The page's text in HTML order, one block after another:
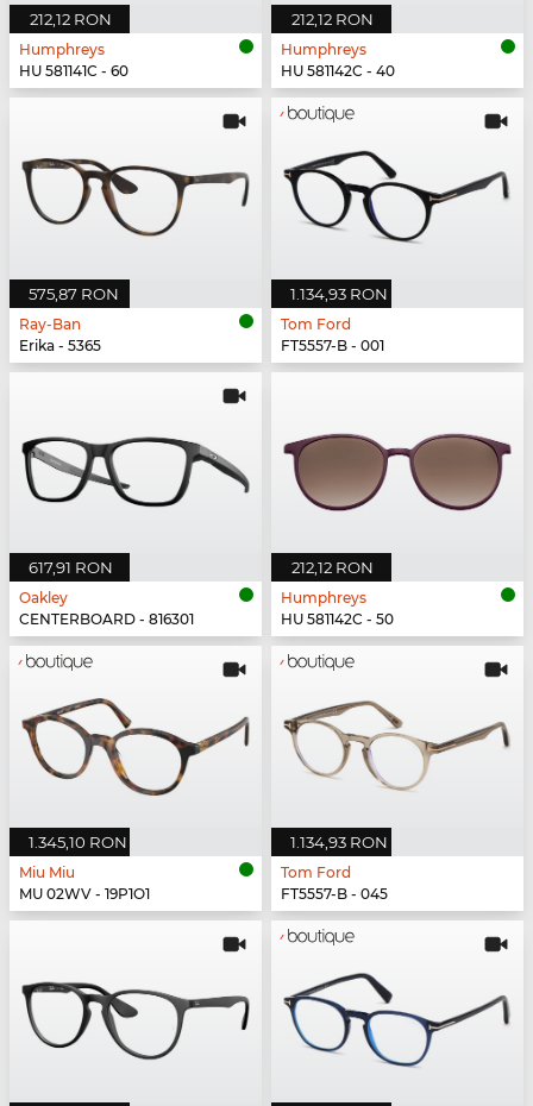
212,12 RON
Humphreys
HU 581141C - 60
212,12 RON
Humphreys
HU 581142C - 40
575,87 RON
Ray-Ban
Erika - 5365
1.134,93 RON
Tom Ford
FT5557-B - 001
617,91 RON
Oakley
CENTERBOARD - 816301
212,12 RON
Humphreys
HU 581142C - 50
1.345,10 RON
Miu Miu
MU 02WV - 19P1O1
1.134,93 RON
Tom Ford
FT5557-B - 045